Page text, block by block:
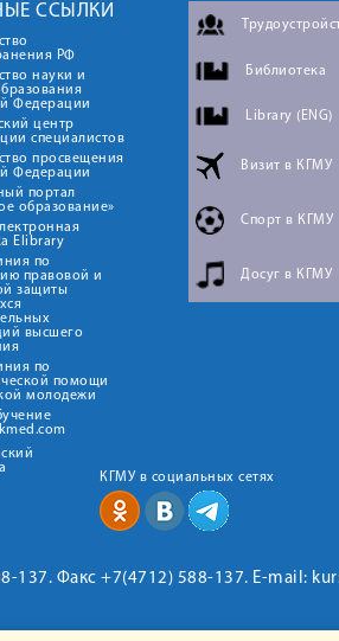
ССЫЛКИ
РФ
науки и
Федерации
центр
специалистов
просвещения
Федерации
портал
образование»
Elibrary
по
правовой и
защиты
высшего
по
помощи
молодежи
Библиотека
Library (ENG)
Визит в КГМУ
Спорт в КГМУ
Досуг в КГМУ
КГМУ в социальных сетях
137. Факс +7(4712) 588-137. E-mail: